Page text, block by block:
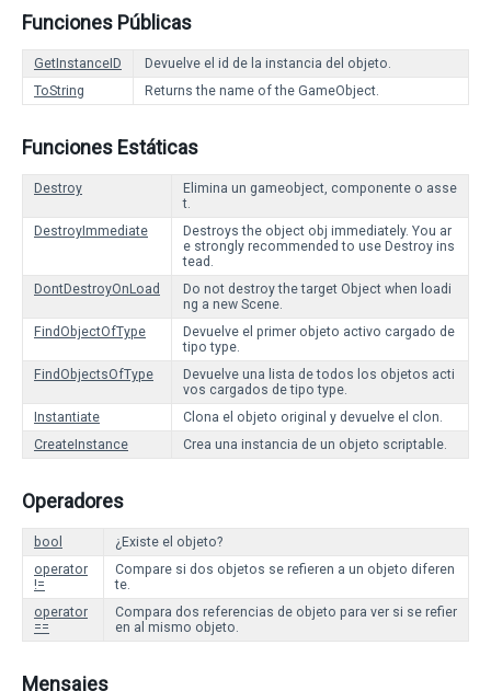
Funciones Públicas
GetInstanceID
Devuelve el id de la instancia del objeto.
ToString
Returns the name of the GameObject.
Funciones Estáticas
Destroy
Elimina un gameobject, componente o asse
t.
DestroyImmediate
Destroys the object obj immediately. You ar
e strongly recommended to use Destroy ins
tead.
DontDestroyOnLoad
Do not destroy the target Object when loadi
ng a new Scene.
FindObjectOfType
Devuelve el primer objeto activo cargado de
tipo type.
FindObjectsOfType
Devuelve una lista de todos los objetos acti
vos cargados de tipo type.
Instantiate
Clona el objeto original y devuelve el clon.
CreateInstance
Crea una instancia de un objeto scriptable.
Operadores
bool
¿Existe el objeto?
operator
!=
Compare si dos objetos se refieren a un objeto diferen
te.
operator
==
Compara dos referencias de objeto para ver si se refier
en al mismo objeto.
Mensajes